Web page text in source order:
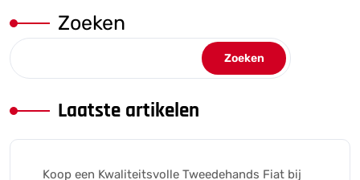
Zoeken
Zoeken
Laatste artikelen
Koop een Kwaliteitsvolle Tweedehands Fiat bij